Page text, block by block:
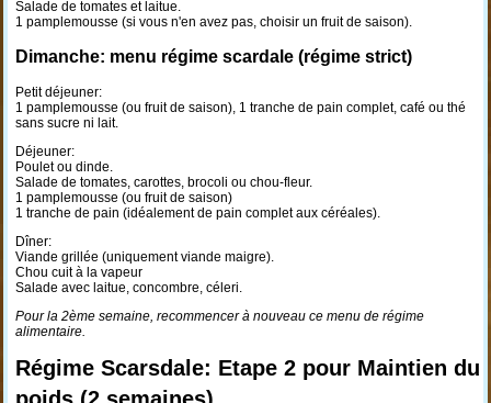
Salade de tomates et laitue.
1 pamplemousse (si vous n'en avez pas, choisir un fruit de saison).
Dimanche: menu régime scardale (régime strict)
Petit déjeuner:
1 pamplemousse (ou fruit de saison), 1 tranche de pain complet, café ou thé
sans sucre ni lait.
Déjeuner:
Poulet ou dinde.
Salade de tomates, carottes, brocoli ou chou-fleur.
1 pamplemousse (ou fruit de saison)
1 tranche de pain (idéalement de pain complet aux céréales).
Dîner:
Viande grillée (uniquement viande maigre).
Chou cuit à la vapeur
Salade avec laitue, concombre, céleri.
Pour la 2ème semaine, recommencer à nouveau ce menu de régime
alimentaire.
Régime Scarsdale: Etape 2 pour Maintien du